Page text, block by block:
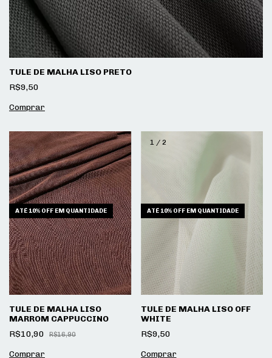
TULE DE MALHA LISO PRETO
R$9,50
ATÉ 10% OFF EM QUANTIDADE
TULE DE MALHA LISO
MARROM CAPPUCCINO
R$10,90
R$16,90
1/ 2
ATÉ 10% OFF EM QUANTIDADE
TULE DE MALHA LISO OFF
WHITE
R$9,50